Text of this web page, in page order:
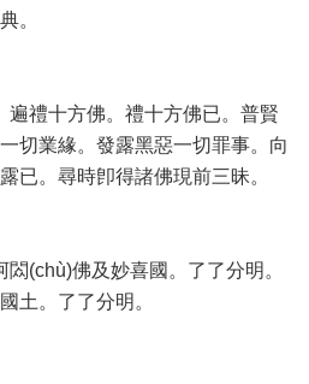
。
禮十方佛。禮十方佛已。普賢
切業緣。發露黑惡一切罪事。向
已。尋時卽得諸佛現前三昧。
(chù)佛及妙喜國。了了分明。
土。了了分明。